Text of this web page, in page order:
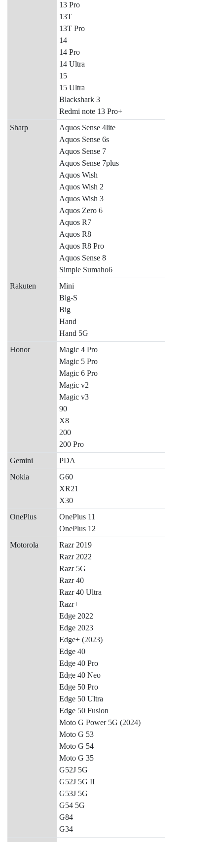
13 Pro
13T
13T Pro
14
14 Pro
14 Ultra
15
15 Ultra
Blackshark 3
Redmi note 13 Pro+
Sharp
Aquos Sense 4lite
Aquos Sense 6s
Aquos Sense 7
Aquos Sense 7plus
Aquos Wish
Aquos Wish 2
Aquos Wish 3
Aquos Zero 6
Aquos R7
Aquos R8
Aquos R8 Pro
Aquos Sense 8
Simple Sumaho6
Rakuten
Mini
Big-S
Big
Hand
Hand 5G
Honor
Magic 4 Pro
Magic 5 Pro
Magic 6 Pro
Magic v2
Magic v3
90
X8
200
200 Pro
Gemini
PDA
Nokia
G60
XR21
X30
OnePlus
OnePlus 11
OnePlus 12
Motorola
Razr 2019
Razr 2022
Razr 5G
Razr 40
Razr 40 Ultra
Razr+
Edge 2022
Edge 2023
Edge+ (2023)
Edge 40
Edge 40 Pro
Edge 40 Neo
Edge 50 Pro
Edge 50 Ultra
Edge 50 Fusion
Moto G Power 5G (2024)
Moto G 53
Moto G 54
Moto G 35
G52J 5G
G52J 5G II
G53J 5G
G54 5G
G84
G34